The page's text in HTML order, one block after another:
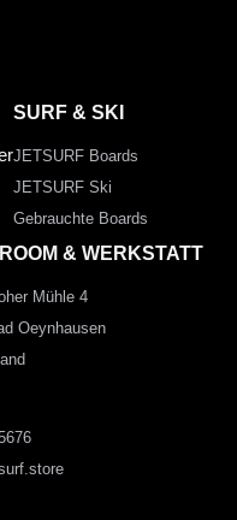
SURF & SKI
JETSURF Boards
JETSURF Ski
Gebrauchte Boards
& WERKSTATT
Mühle 4
Oeynhausen